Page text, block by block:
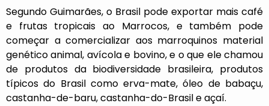
Segundo Guimarães, o Brasil pode exportar mais café
e frutas tropicais ao Marrocos, e também pode
começar a comercializar aos marroquinos material
genético animal, avícola e bovino, e o que ele chamou
de produtos da biodiversidade brasileira, produtos
típicos do Brasil como erva-mate, óleo de babaçu,
castanha-de-baru, castanha-do-Brasil e açaí.